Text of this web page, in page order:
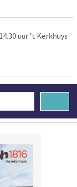
uur ’t Kerkhuys